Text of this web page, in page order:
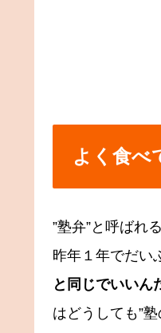
よく食べ
”塾弁”と呼ばれ
昨年１年でだい
と同じでいいん
はどうしても”